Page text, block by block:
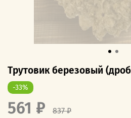
Трутовик березовый
-33%
561 ₽ 837 ₽